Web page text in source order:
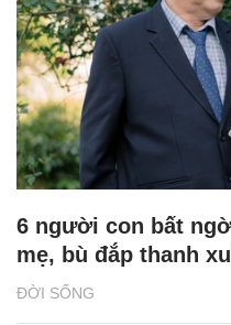
ĐỜI SỐNG
6 người con bất
mẹ, bù đắp thanh